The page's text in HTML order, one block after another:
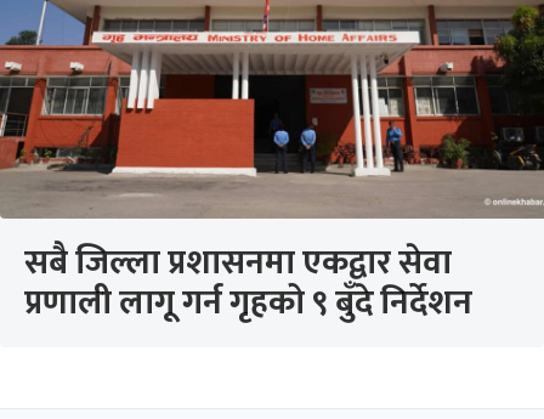
सबै जिल्ला प्रशासनमा एकद्वार सेवा
प्रणाली लागू गर्न गृहको ९ बुँदे निर्देशन